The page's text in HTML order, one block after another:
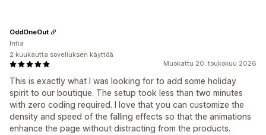
Muokattu 20. toukokuu 2026
This is exactly what I was looking for to add some holiday
spirit to our boutique. The setup took less than two minutes
with zero coding required. I love that you can customize the
density and speed of the falling effects so that the animations
enhance the page without distracting from the products.
OddOneOut
Intia
2 kuukautta sovelluksen käyttöä